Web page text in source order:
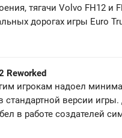
тягачи Volvo FH12 и
дорогах игры Euro
Reworked
игрокам надоел
стандартной версии
в работе создателей